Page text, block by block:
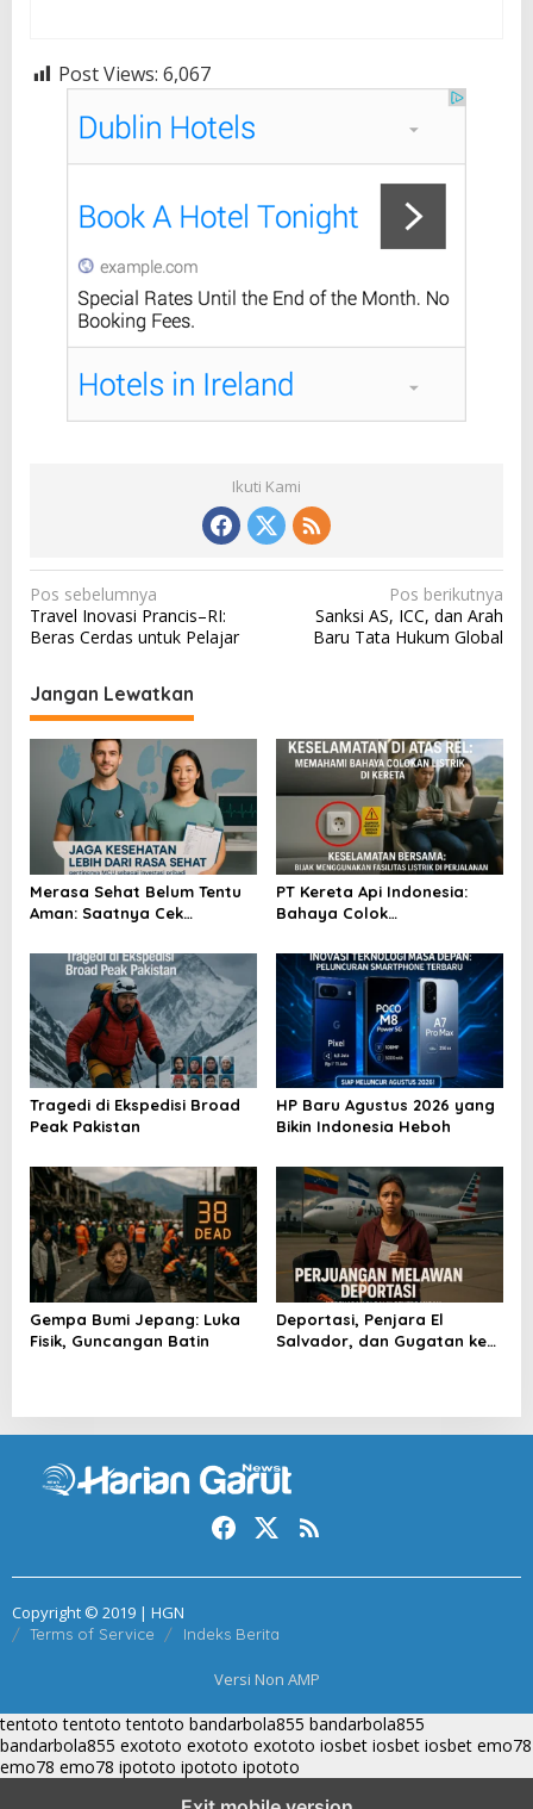
Post Views: 6,067
Ikuti Kami
N
a
i
g
o
s
Pos sebelumnya
Travel Inovasi Prancis–RI:
Beras Cerdas untuk Pelajar
Pos berikutnya
Sanksi AS, ICC, dan Arah
Baru Tata Hukum Global
Jangan Lewatkan
Merasa Sehat Belum Tentu
Aman: Saatnya Cek
PT Kereta Api Indonesia:
Bahaya Colok
Tragedi di Ekspedisi Broad
Peak Pakistan
HP Baru Agustus 2026 yang
Bikin Indonesia Heboh
Gempa Bumi Jepang: Luka
Fisik, Guncangan Batin
Deportasi, Penjara El
Salvador, dan Gugatan ke
Copyright © 2019 | HGN
Terms of Service Indeks Berita
Versi Non AMP
tentoto tentoto tentoto bandarbola855 bandarbola855
bandarbola855 exototo exototo exototo iosbet iosbet iosbet emo78
emo78 emo78 ipototo ipototo ipototo